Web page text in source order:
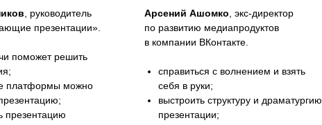
, руководитель
презентации».
поможет решить
платформы можно
презентацию
Арсений Ашомко , экс-директор
по развитию медиапродуктов
в компании ВКонтакте.
справиться с волнением и взять
себя в руки;
выстроить структуру и драматургию
презентации;